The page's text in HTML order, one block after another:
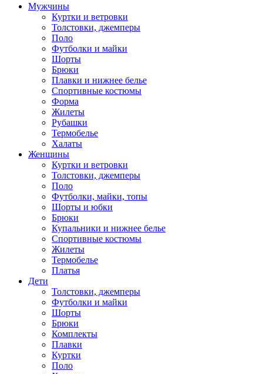
Мужчины
Куртки и ветровки
Толстовки, джемперы
Поло
Футболки и майки
Шорты
Брюки
Плавки и нижнее белье
Спортивные костюмы
Форма
Жилеты
Рубашки
Термобелье
Халаты
Женщины
Куртки и ветровки
Толстовки, джемперы
Поло
Футболки, майки, топы
Шорты и юбки
Брюки
Купальники и нижнее белье
Спортивные костюмы
Жилеты
Термобелье
Платья
Дети
Толстовки, джемперы
Футболки и майки
Шорты
Брюки
Комплекты
Плавки
Куртки
Поло